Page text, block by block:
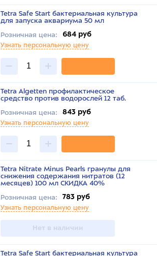
Tetra Safe Start бактериальная культура
для запуска аквариума 50 мл
Розничная цена:
684 руб
Узнать персональную цену
Tetra Algetten профилактическое
средство против водорослей 12 таб.
Розничная цена:
843 руб
Узнать персональную цену
Tetra Nitrate Minus Pearls гранулы для
снижения содержания нитратов (12
месяцев) 100 мл СКИДКА 40%
Розничная цена:
783 руб
Узнать персональную цену
Нет в наличии
Tetra Safe Start бактериальная культура